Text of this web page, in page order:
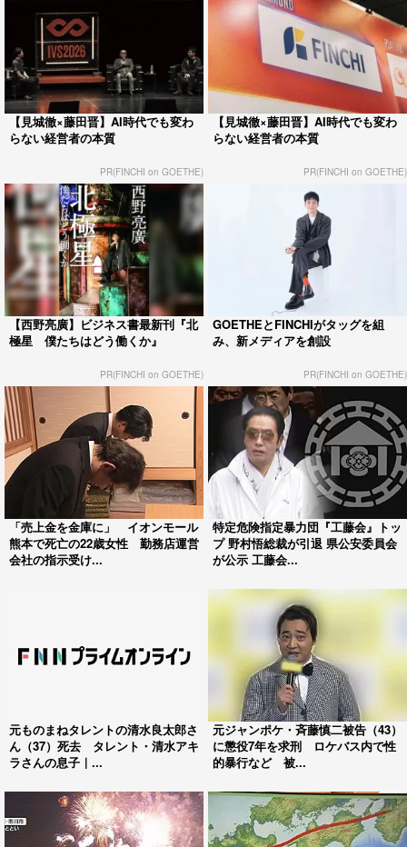
【見城徹×藤田晋】AI時代でも変わ
らない経営者の本質
PR(FINCHI on GOETHE)
【見城徹×藤田晋】AI時代でも変わ
らない経営者の本質
PR(FINCHI on GOETHE)
【西野亮廣】ビジネス書最新刊『北
極星 僕たちはどう働くか』
PR(FINCHI on GOETHE)
GOETHEとFINCHIがタッグを組
み、新メディアを創設
PR(FINCHI on GOETHE)
「売上金を金庫に」 イオンモール
熊本で死亡の22歳女性 勤務店運営
会社の指示受け...
特定危険指定暴力団『工藤会』トッ
プ 野村悟総裁が引退 県公安委員会
が公示 工藤会...
元ものまねタレントの清水良太郎さ
ん（37）死去 タレント・清水アキ
ラさんの息子｜...
元ジャンポケ・斉藤慎二被告（43）
に懲役7年を求刑 ロケバス内で性
的暴行など 被...